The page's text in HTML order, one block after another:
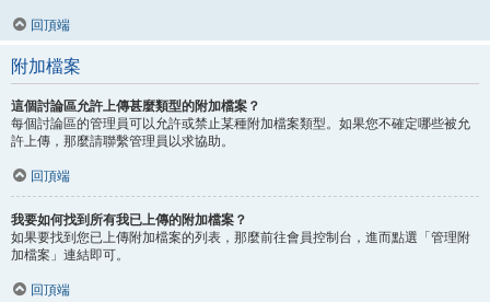
回頂端
附加檔案
這個討論區允許上傳甚麼類型的附加檔案？
每個討論區的管理員可以允許或禁止某種附加檔案類型。如果您不確定哪些被允
許上傳，那麼請聯繫管理員以求協助。
回頂端
我要如何找到所有我已上傳的附加檔案？
如果要找到您已上傳附加檔案的列表，那麼前往會員控制台，進而點選「管理附
加檔案」連結即可。
回頂端